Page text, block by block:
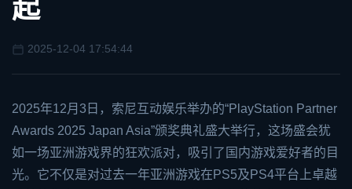
起
2025-12-04 17:54:44
2025年12月3日，索尼互动娱乐举办的“PlayStation Partner
Awards 2025 Japan Asia”颁奖典礼盛大举行，这场盛会犹
如一场亚洲游戏界的狂欢派对，吸引了国内游戏爱好者的目
光。它不仅是对过去一年亚洲游戏在PS5及PS4平台上卓越